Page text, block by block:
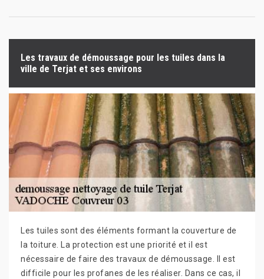
Les travaux de démoussage pour les tuiles dans la
ville de Terjat et ses environs
Les tuiles sont des éléments formant la couverture de
la toiture. La protection est une priorité et il est
nécessaire de faire des travaux de démoussage. Il est
difficile pour les profanes de les réaliser. Dans ce cas, il